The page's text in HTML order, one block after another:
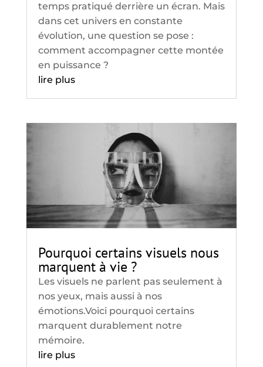
temps pratiqué derrière un écran. Mais
dans cet univers en constante
évolution, une question se pose :
comment accompagner cette montée
en puissance ?
lire plus
Pourquoi certains visuels nous
marquent à vie ?
Les visuels ne parlent pas seulement à
nos yeux, mais aussi à nos
émotions.Voici pourquoi certains
marquent durablement notre
mémoire.
lire plus